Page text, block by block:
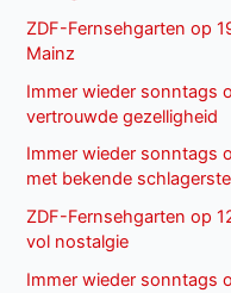
ZDF-Fernsehgarten op
Mainz
Immer wieder sonntags
vertrouwde gezelligheid
Immer wieder sonntags
met bekende
ZDF-Fernsehgarten op
vol nostalgie
Immer wieder sonntags